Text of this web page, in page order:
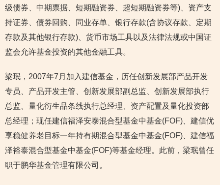
级债券、中期票据、短期融资券、超短期融资券等)、资产支
持证券、债券回购、同业存单、银行存款(含协议存款、定期
存款及其他银行存款)、货币市场工具以及法律法规或中国证
监会允许基金投资的其他金融工具。
梁珉，2007年7月加入建信基金，历任创新发展部产品开发
专员、产品开发主管、创新发展部副总监、创新发展部执行
总监、量化衍生品条线执行总经理、资产配置及量化投资部
总经理；现任建信福泽安泰混合型基金中基金(FOF)、建信优
享稳健养老目标一年持有期混合型基金中基金(FOF)、建信福
泽裕泰混合型基金中基金(FOF)等基金经理。此前，梁珉曾任
职于鹏华基金管理有限公司。